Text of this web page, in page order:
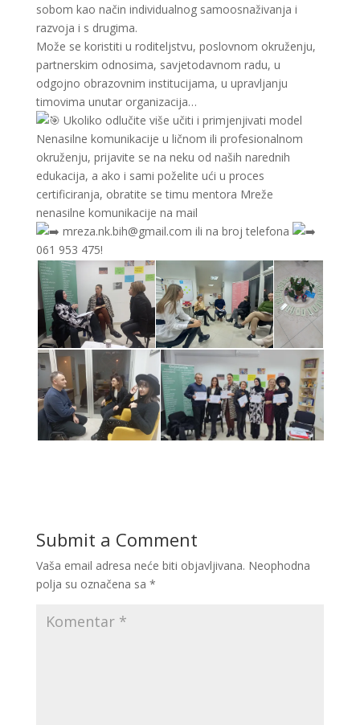
sobom kao način individualnog samoosnaživanja i
razvoja i s drugima.
Može se koristiti u roditeljstvu, poslovnom okruženju,
partnerskim odnosima, savjetodavnom radu, u
odgojno obrazovnim institucijama, u upravljanju
timovima unutar organizacija…
Ukoliko odlučite više učiti i primjenjivati model
Nenasilne komunikacije u ličnom ili profesionalnom
okruženju, prijavite se na neku od naših narednih
edukacija, a ako i sami poželite ući u proces
certificiranja, obratite se timu mentora Mreže
nenasilne komunikacije na mail
mreza.nk.bih@gmail.com ili na broj telefona
061 953 475!
Submit a Comment
Vaša email adresa neće biti objavljivana. Neophodna
polja su označena sa *